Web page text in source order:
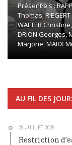
Présent·e·s :
Thomas,
WALTER
DRION Georges,
Marjorie, MARX
AU FIL DES
29 JUILLET 2026
Restriction